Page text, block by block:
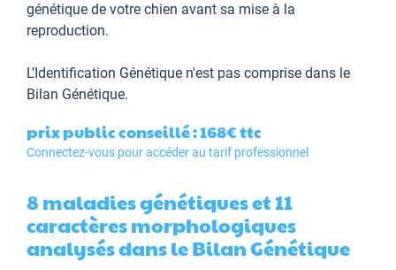
génétique de votre chien avant sa mise à la
reproduction.
L’Identification Génétique n'est pas comprise dans le
Bilan Génétique.
prix public conseillé : 168€ttc
Connectez-vous pour accéder au tarif professionnel
8 maladies génétiques et 11
caractères morphologiques
analysés dans le Bilan Génétique